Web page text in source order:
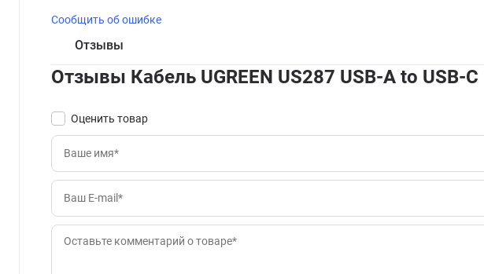
Сообщить об ошибке
Отзывы
Отзывы Кабель UGREEN US287 USB-A to USB-
Оценить товар